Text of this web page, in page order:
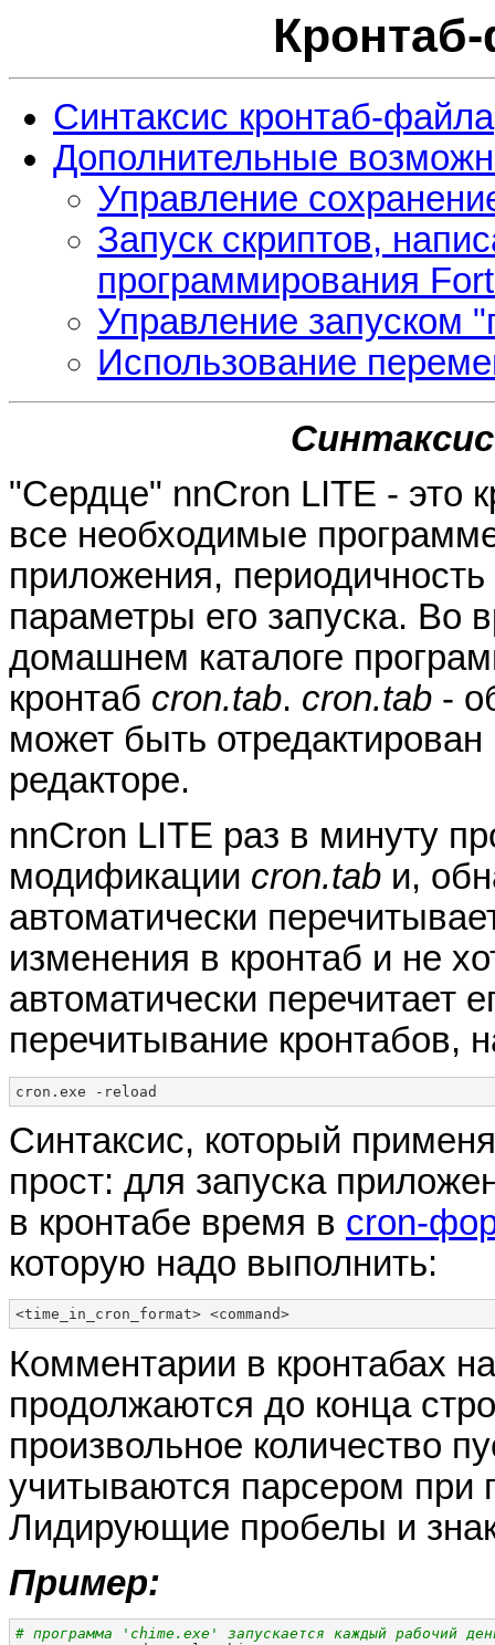
Синтаксис кронтаб-файла
Дополнительные
Управление
Запуск скриптов,
программирования
Управление запуском
Использование
"Сердце" nnCron LITE - это
все необходимые
приложения,
параметры его запуска. Во
домашнем каталоге
кронтаб cron.tab. cron.tab -
может быть
редакторе.
nnCron LITE раз в минуту
модификации cron.tab и,
автоматически
изменения в кронтаб и не
автоматически перечитает
перечитывание кронтабов,
cron.exe -reload
Синтаксис, который
прост: для запуска
в кронтабе время в cron-
которую надо выполнить:
<time_in_cron_format> <command>
Комментарии в кронтабах
продолжаются до конца
произвольное количество
учитываются парсером при
Лидирующие пробелы и
Пример:
# программа 'chime.exe' запускается каждый рабочий